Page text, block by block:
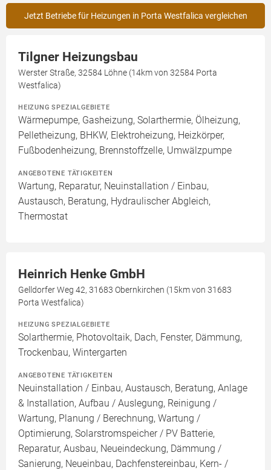
Jetzt Betriebe für Heizungen in Porta Westfalica vergleichen
Tilgner Heizungsbau
Werster Straße, 32584 Löhne (14km von 32584 Porta
Westfalica)
HEIZUNG SPEZIALGEBIETE
Wärmepumpe, Gasheizung, Solarthermie, Ölheizung,
Pelletheizung, BHKW, Elektroheizung, Heizkörper,
Fußbodenheizung, Brennstoffzelle, Umwälzpumpe
ANGEBOTENE TÄTIGKEITEN
Wartung, Reparatur, Neuinstallation / Einbau,
Austausch, Beratung, Hydraulischer Abgleich,
Thermostat
Heinrich Henke GmbH
Gelldorfer Weg 42, 31683 Obernkirchen (15km von 31683
Porta Westfalica)
HEIZUNG SPEZIALGEBIETE
Solarthermie, Photovoltaik, Dach, Fenster, Dämmung,
Trockenbau, Wintergarten
ANGEBOTENE TÄTIGKEITEN
Neuinstallation / Einbau, Austausch, Beratung, Anlage
& Installation, Aufbau / Auslegung, Reinigung /
Wartung, Planung / Berechnung, Wartung /
Optimierung, Solarstromspeicher / PV Batterie,
Reparatur, Ausbau, Neueindeckung, Dämmung /
Sanierung, Neueinbau, Dachfenstereinbau, Kern- /